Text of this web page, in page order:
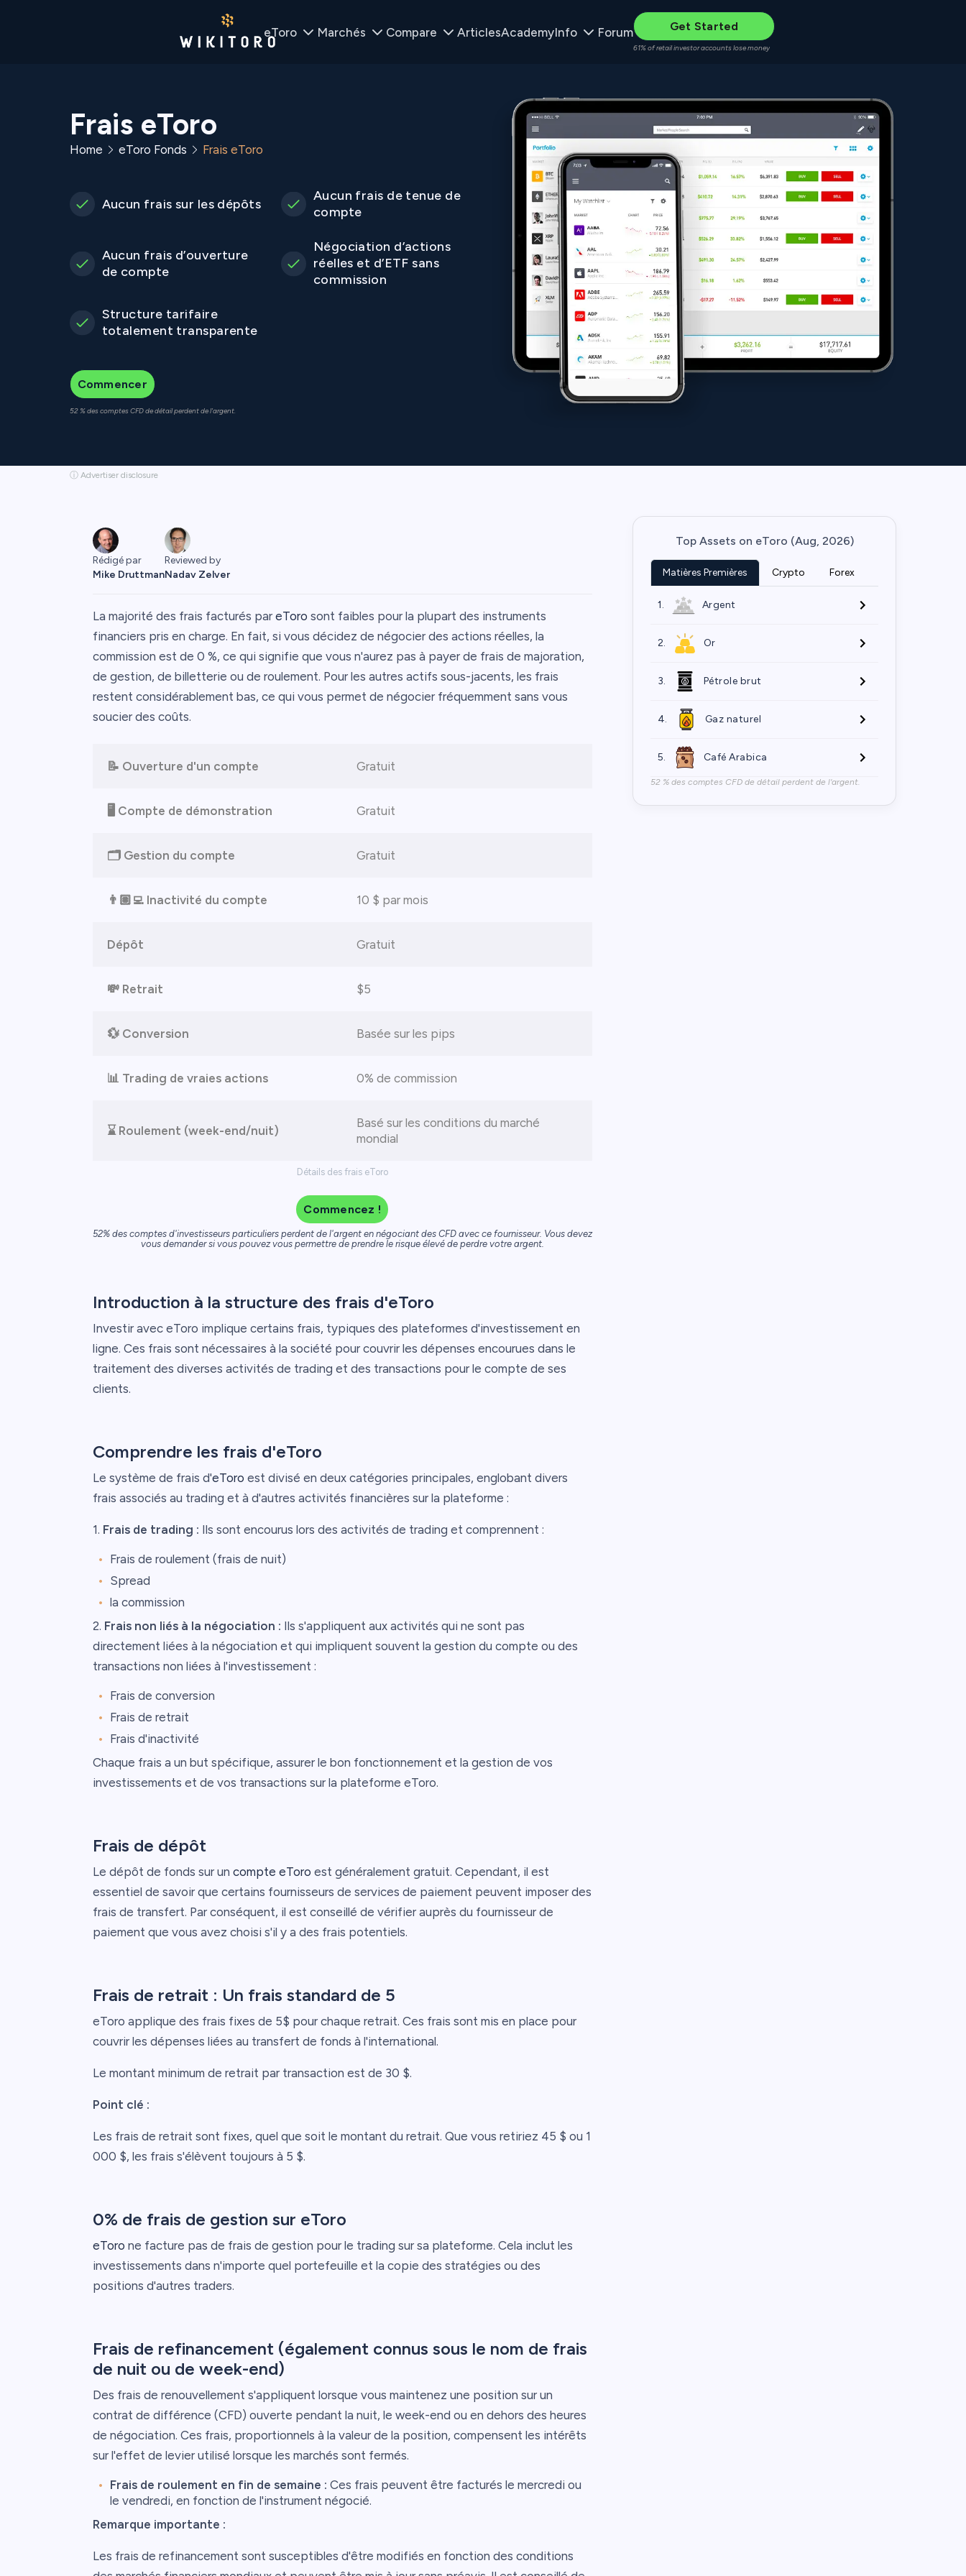
eToro Marchés Compare ArticlesAcademyInfo Forum Get Started
61% of retail investor accounts lose money
Frais eToro
Home eToro Fonds Frais eToro
Aucun frais sur les dépôts
Aucun frais de tenue de
compte
Aucun frais d’ouverture
de compte
Négociation d’actions
réelles et d’ETF sans
commission
Structure tarifaire
totalement transparente
Commencer
52 % des comptes CFD de détail perdent de l'argent.
ⓘ Advertiser disclosure
Rédigé par
Mike Druttman
Reviewed by
Nadav Zelver
La majorité des frais facturés par eToro sont faibles pour la plupart des instruments
financiers pris en charge. En fait, si vous décidez de négocier des actions réelles, la
commission est de 0 %, ce qui signifie que vous n'aurez pas à payer de frais de majoration,
de gestion, de billetterie ou de roulement. Pour les autres actifs sous-jacents, les frais
restent considérablement bas, ce qui vous permet de négocier fréquemment sans vous
soucier des coûts.
Détails des frais eToro
📝 Ouverture d'un compte Gratuit
🖥️ Compte de démonstration Gratuit
🗂️ Gestion du compte Gratuit
👨🏽‍💻 Inactivité du compte 10 $ par mois
Dépôt Gratuit
💸 Retrait $5
💱 Conversion Basée sur les pips
📊 Trading de vraies actions 0% de commission
⌛ Roulement (week-end/nuit)
Basé sur les conditions du marché
mondial
Commencez !
52% des comptes d'investisseurs particuliers perdent de l'argent en négociant des CFD avec ce fournisseur. Vous devez
vous demander si vous pouvez vous permettre de prendre le risque élevé de perdre votre argent.
Introduction à la structure des frais d'eToro
Investir avec eToro implique certains frais, typiques des plateformes d'investissement en
ligne. Ces frais sont nécessaires à la société pour couvrir les dépenses encourues dans le
traitement des diverses activités de trading et des transactions pour le compte de ses
clients.
Comprendre les frais d'eToro
Le système de frais d'eToro est divisé en deux catégories principales, englobant divers
frais associés au trading et à d'autres activités financières sur la plateforme :
1. Frais de trading : Ils sont encourus lors des activités de trading et comprennent :
Frais de roulement (frais de nuit)
Spread
la commission
2. Frais non liés à la négociation : Ils s'appliquent aux activités qui ne sont pas
directement liées à la négociation et qui impliquent souvent la gestion du compte ou des
transactions non liées à l'investissement :
Frais de conversion
Frais de retrait
Frais d'inactivité
Chaque frais a un but spécifique, assurer le bon fonctionnement et la gestion de vos
investissements et de vos transactions sur la plateforme eToro.
Frais de dépôt
Le dépôt de fonds sur un compte eToro est généralement gratuit. Cependant, il est
essentiel de savoir que certains fournisseurs de services de paiement peuvent imposer des
frais de transfert. Par conséquent, il est conseillé de vérifier auprès du fournisseur de
paiement que vous avez choisi s'il y a des frais potentiels.
Frais de retrait : Un frais standard de 5
eToro applique des frais fixes de 5$ pour chaque retrait. Ces frais sont mis en place pour
couvrir les dépenses liées au transfert de fonds à l'international.
Le montant minimum de retrait par transaction est de 30 $.
Point clé :
Les frais de retrait sont fixes, quel que soit le montant du retrait. Que vous retiriez 45 $ ou 1
000 $, les frais s'élèvent toujours à 5 $.
0% de frais de gestion sur eToro
eToro ne facture pas de frais de gestion pour le trading sur sa plateforme. Cela inclut les
investissements dans n'importe quel portefeuille et la copie des stratégies ou des
positions d'autres traders.
Frais de refinancement (également connus sous le nom de frais
de nuit ou de week-end)
Des frais de renouvellement s'appliquent lorsque vous maintenez une position sur un
contrat de différence (CFD) ouverte pendant la nuit, le week-end ou en dehors des heures
de négociation. Ces frais, proportionnels à la valeur de la position, compensent les intérêts
sur l'effet de levier utilisé lorsque les marchés sont fermés.
Frais de roulement en fin de semaine : Ces frais peuvent être facturés le mercredi ou
le vendredi, en fonction de l'instrument négocié.
Remarque importante :
Les frais de refinancement sont susceptibles d'être modifiés en fonction des conditions
Top Assets on eToro (Aug, 2026)
Matières Premières Crypto Forex
1. Argent
2. Or
3. Pétrole brut
4. Gaz naturel
5. Café Arabica
52 % des comptes CFD de détail perdent de l'argent.